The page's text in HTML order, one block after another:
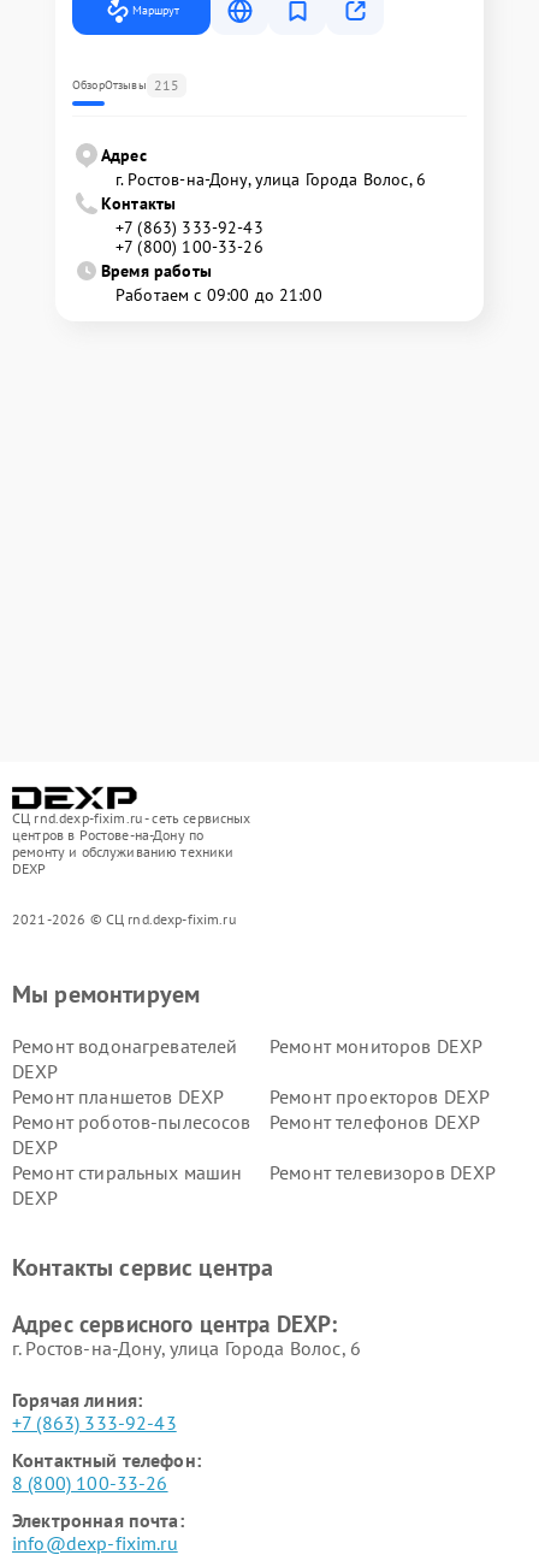
Маршрут
ОбзорОтзывы 215
Адрес
г. Ростов-на-Дону, улица Города Волос, 6
Контакты
+7 (863) 333-92-43
+7 (800) 100-33-26
Время работы
Работаем с 09:00 до 21:00
СЦ rnd.dexp-fixim.ru - сеть сервисных
центров в Ростове-на-Дону по
ремонту и обслуживанию техники
DEXP
2021-2026 © СЦ rnd.dexp-fixim.ru
Мы ремонтируем
Ремонт водонагревателей
DEXP
Ремонт мониторов DEXP
Ремонт планшетов DEXP
Ремонт проекторов DEXP
Ремонт роботов-пылесосов
DEXP
Ремонт телефонов DEXP
Ремонт стиральных машин
DEXP
Ремонт телевизоров DEXP
Ремонт серверов DEXP
Ремонт мини пк DEXP
Контакты сервис центра
Адрес сервисного центра DEXP:
г. Ростов-на-Дону, улица Города Волос, 6
Горячая линия:
+7 (863) 333-92-43
Контактный телефон:
8 (800) 100-33-26
Электронная почта:
info@dexp-fixim.ru